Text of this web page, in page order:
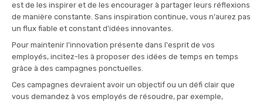
est de les inspirer et de les encourager à partager leurs réflexions
de manière constante. Sans inspiration continue, vous n'aurez pas
un flux fiable et constant d'idées innovantes.
Pour maintenir l'innovation présente dans l'esprit de vos
employés, incitez-les à proposer des idées de temps en temps
grâce à des campagnes ponctuelles.
Ces campagnes devraient avoir un objectif ou un défi clair que
vous demandez à vos employés de résoudre, par exemple,